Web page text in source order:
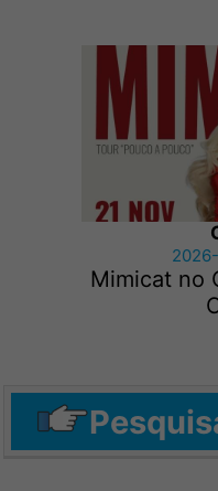
Mimicat no